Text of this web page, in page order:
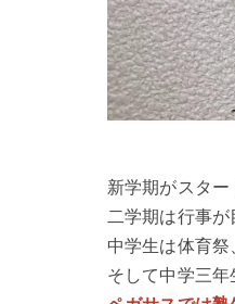
新学期がスター
二学期は行事が
中学生は体育
そして中学三